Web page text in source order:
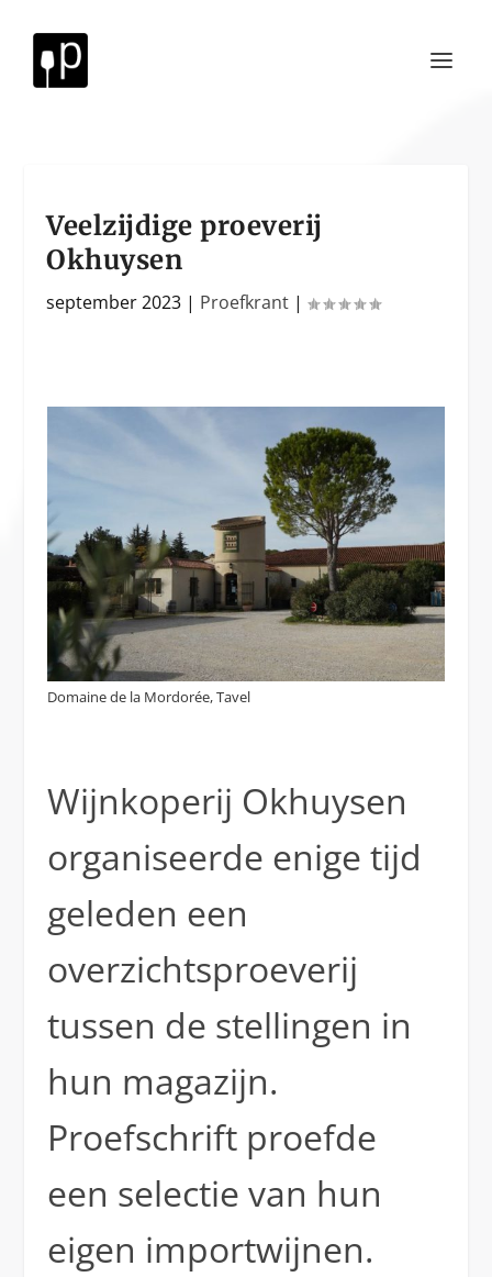
Veelzijdige proeverij
Okhuysen
september 2023 | Proefkrant |
Domaine de la Mordorée, Tavel
Wijnkoperij Okhuysen
organiseerde enige tijd
geleden een
overzichtsproeverij
tussen de stellingen in
hun magazijn.
Proefschrift proefde
een selectie van hun
eigen importwijnen.